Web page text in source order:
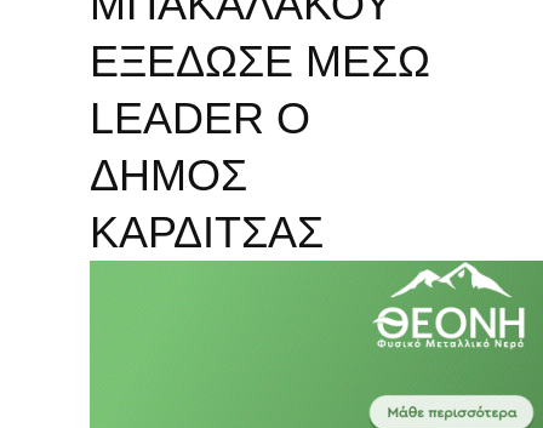
ΕΞΕΔΩΣΕ ΜΕΣΩ
LEADER Ο
ΔΗΜΟΣ
ΚΑΡΔΙΤΣΑΣ